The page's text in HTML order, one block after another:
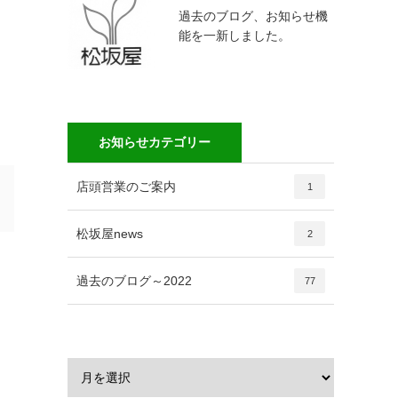
過去のブログ、お知らせ機
能を一新しました。
お知らせカテゴリー
店頭営業のご案内 1
松坂屋news 2
過去のブログ～2022 77